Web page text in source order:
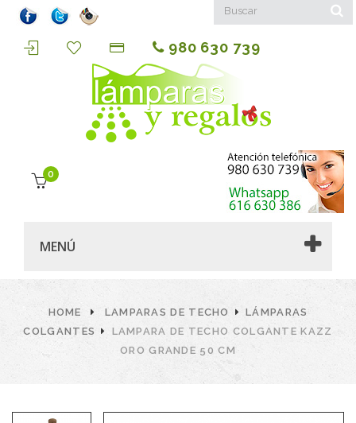
980 630 739
0
MENÚ
HOME LAMPARAS DE TECHO
LÁMPARAS
COLGANTES
LAMPARA DE TECHO COLGANTE KAZZ
ORO GRANDE 50 CM